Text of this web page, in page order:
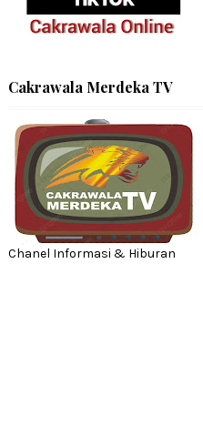
Cakrawala Merdeka TV
Chanel Informasi & Hiburan